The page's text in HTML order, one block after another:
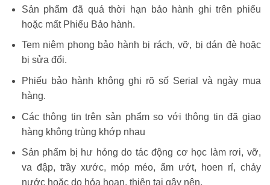
Sản phẩm đã quá thời hạn bảo hành ghi trên phiếu
hoặc mất Phiếu Bảo hành.
Tem niêm phong bảo hành bị rách, vỡ, bị dán đè hoặc
bị sửa đổi.
Phiếu bảo hành không ghi rõ số Serial và ngày mua
hàng.
Các thông tin trên sản phẩm so với thông tin đã giao
hàng không trùng khớp nhau
Sản phẩm bị hư hỏng do tác động cơ học làm rơi, vỡ,
va đập, trầy xước, móp méo, ẩm ướt, hoen rỉ, chảy
nước hoặc do hỏa hoạn, thiên tai gây nên.